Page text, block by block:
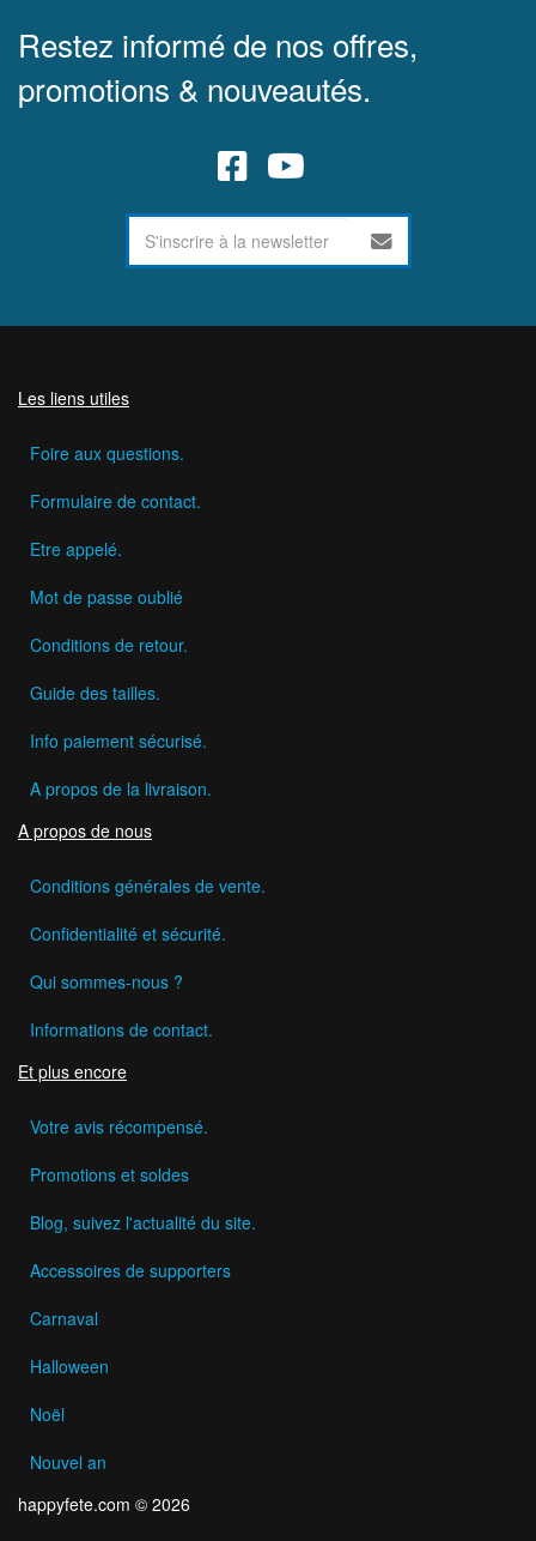
Restez informé de nos offres,
promotions & nouveautés.
Les liens utiles
Foire aux questions.
Formulaire de contact.
Etre appelé.
Mot de passe oublié
Conditions de retour.
Guide des tailles.
Info paiement sécurisé.
A propos de la livraison.
A propos de nous
Conditions générales de vente.
Confidentialité et sécurité.
Qui sommes-nous ?
Informations de contact.
Et plus encore
Votre avis récompensé.
Promotions et soldes
Blog, suivez l'actualité du site.
Accessoires de supporters
Carnaval
Halloween
Noël
Nouvel an
happyfete.com © 2026